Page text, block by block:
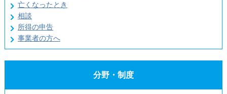
亡くなったとき
相談
所得の申告
事業者の方へ
分野・制度